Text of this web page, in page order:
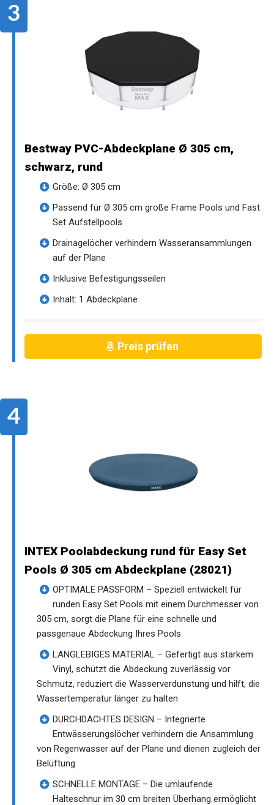
Bestway PVC-Abdeckplane Ø 305 cm,
schwarz, rund
Größe: Ø 305 cm
Passend für Ø 305 cm große Frame Pools und Fast
Set Aufstellpools
Drainagelöcher verhindern Wasseransammlungen
auf der Plane
Inklusive Befestigungsseilen
Inhalt: 1 Abdeckplane
Preis prüfen
INTEX Poolabdeckung rund für Easy Set
Pools Ø 305 cm Abdeckplane (28021)
OPTIMALE PASSFORM – Speziell entwickelt für
runden Easy Set Pools mit einem Durchmesser von
305 cm, sorgt die Plane für eine schnelle und
passgenaue Abdeckung Ihres Pools
LANGLEBIGES MATERIAL – Gefertigt aus starkem
Vinyl, schützt die Abdeckung zuverlässig vor
Schmutz, reduziert die Wasserverdunstung und hilft, die
Wassertemperatur länger zu halten
DURCHDACHTES DESIGN – Integrierte
Entwässerungslöcher verhindern die Ansammlung
von Regenwasser auf der Plane und dienen zugleich der
Belüftung
SCHNELLE MONTAGE – Die umlaufende
Halteschnur im 30 cm breiten Überhang ermöglicht